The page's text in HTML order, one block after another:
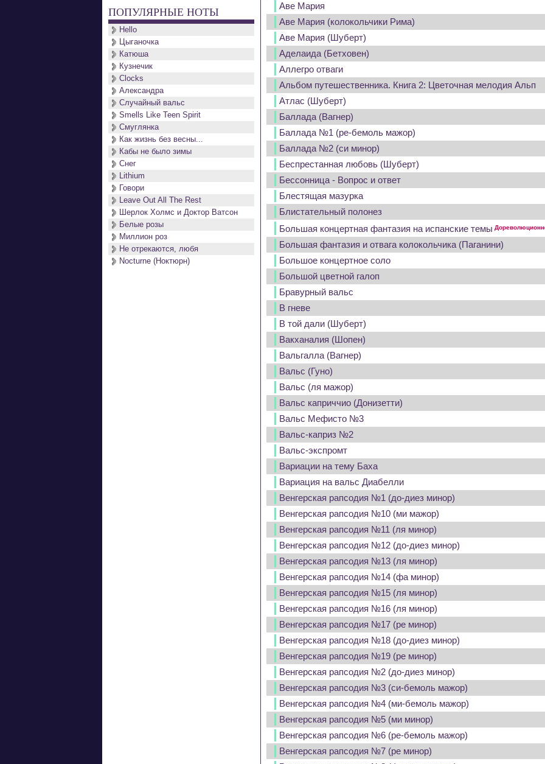
Аве Мария
Аве Мария (колокольчики Рима)
Аве Мария (Шуберт)
Аделаида (Бетховен)
Аллегро отваги
Альбом путешественника. Книга 2: Цветочная мелодия Альп
Атлас (Шуберт)
Баллада (Вагнер)
Баллада №1 (ре-бемоль мажор)
Баллада №2 (си минор)
Беспрестанная любовь (Шуберт)
Бессонница - Вопрос и ответ
Блестящая мазурка
Блистательный полонез
Большая концертная фантазия на испанские темы
Большая фантазия и отвага колокольчика (Паганини)
Большое концертное соло
Большой цветной галоп
Бравурный вальс
В гневе
В той дали (Шуберт)
Вакханалия (Шопен)
Вальгалла (Вагнер)
Вальс (Гуно)
Вальс (ля мажор)
Вальс каприччио (Донизетти)
Вальс Мефисто №3
Вальс-каприз №2
Вальс-экспромт
Вариации на тему Баха
Вариация на вальс Диабелли
Венгерская рапсодия №1 (до-диез минор)
Венгерская рапсодия №10 (ми мажор)
Венгерская рапсодия №11 (ля минор)
Венгерская рапсодия №12 (до-диез минор)
Венгерская рапсодия №13 (ля минор)
Венгерская рапсодия №14 (фа минор)
Венгерская рапсодия №15 (ля минор)
Венгерская рапсодия №16 (ля минор)
Венгерская рапсодия №17 (ре минор)
Венгерская рапсодия №18 (до-диез минор)
Венгерская рапсодия №19 (ре минор)
Венгерская рапсодия №2 (до-диез минор)
Венгерская рапсодия №3 (си-бемоль мажор)
Венгерская рапсодия №4 (ми-бемоль мажор)
Венгерская рапсодия №5 (ми минор)
Венгерская рапсодия №6 (ре-бемоль мажор)
Венгерская рапсодия №7 (ре минор)
ПОПУЛЯРНЫЕ НОТЫ
Hello
Цыганочка
Катюша
Кузнечик
Clocks
Александра
Случайный вальс
Smells Like Teen Spirit
Смуглянка
Как жизнь без весны...
Кабы не было зимы
Снег
Lithium
Говори
Leave Out All The Rest
Шерлок Холмс и Доктор Ватсон
Белые розы
Миллион роз
Не отрекаются, любя
Nocturne (Ноктюрн)